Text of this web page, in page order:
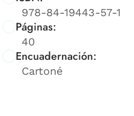
978-84-19443-57-1
Páginas:
40
Encuadernación:
Cartoné